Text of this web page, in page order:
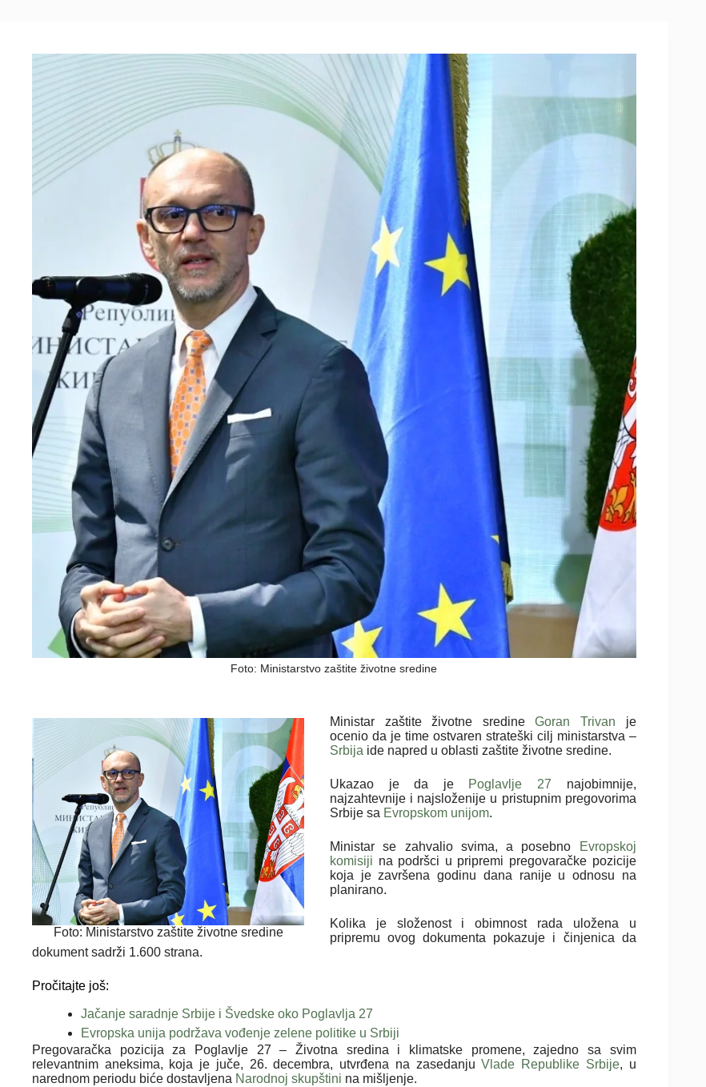
Foto: Ministarstvo zaštite životne sredine
Foto: Ministarstvo zaštite životne sredine
Ministar zaštite životne sredineGoran Trivan je
ocenio da je time ostvaren strateški cilj ministarstva –
Srbija ide napred u oblasti zaštite životne sredine.
Ukazao je da je Poglavlje 27 najobimnije,
najzahtevnije i najsloženije u pristupnim pregovorima
Srbije sa Evropskom unijom.
Ministar se zahvalio svima, a posebno
Evropskoj
komisiji na podršci u pripremi pregovaračke pozicije
koja je završena godinu dana ranije u odnosu na
planirano.
Kolika je složenost i obimnost rada uložena u
pripremu ovog dokumenta pokazuje i činjenica da
dokument sadrži 1.600 strana.
Pročitajte još:
Jačanje saradnje Srbije i Švedske oko Poglavlja 27
Evropska unija podržava vođenje zelene politike u Srbiji
Pregovaračka pozicija za Poglavlje 27 – Životna sredina i klimatske promene, zajedno sa svim
relevantnim aneksima, koja je juče, 26. decembra, utvrđena na zasedanjuVlade Republike Srbije, u
narednom periodu biće dostavljena Narodnoj skupštini na mišljenje.